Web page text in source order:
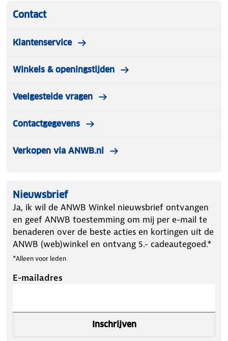
Contact
Klantenservice
Winkels & openingstijden
Veelgestelde vragen
Contactgegevens
Verkopen via ANWB.nl
Nieuwsbrief
Ja, ik wil de ANWB Winkel nieuwsbrief ontvangen
en geef ANWB toestemming om mij per e-mail te
benaderen over de beste acties en kortingen uit de
ANWB (web)winkel en ontvang 5.- cadeautegoed.*
*Alleen voor leden
E-mailadres
Inschrijven